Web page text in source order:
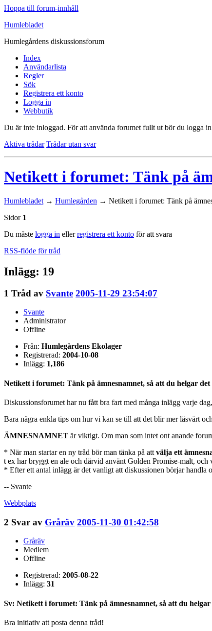
Hoppa till forum-innhåll
Humlebladet
Humlegårdens diskussionsforum
Index
Användarlista
Regler
Sök
Registrera ett konto
Logga in
Webbutik
Du är inte inloggad. För att använda forumet fullt ut bör du logga
Aktiva trådar Trådar utan svar
Netikett i forumet: Tänk på
Humlebladet → Humlegården → Netikett i forumet: Tänk på
Sidor 1
Du måste logga in ellerregistrera ett konto för att svara
RSS-flöde för tråd
Inlägg: 19
1 Tråd av Svante 2005-11-29 23:54:07
Svante
Administrator
Offline
Från: Humlegårdens Ekolager
Registrerad: 2004-10-08
Inlägg: 1,186
Netikett i forumet: Tänk på ämnesnamnet, så att du helgar det
Diskussionsforumet har nu fått bra fart med många inlägg varje
Bara några enkla tips om hur vi kan se till att det blir mer läsvärt
ÄMNESNAMNET är viktigt. Om man som intet ont anande
* När man startar en ny tråd bör man tänka på att välja ett
t ex har bryggt en ale och därvid använt Golden Promise-malt,
* Efter ett antal inlägg är det vanligt att diskussionen börjar handla
-- Svante
Webbplats
2 Svar av Gråräv 2005-11-30 01:42:58
Gråräv
Medlem
Offline
Registrerad: 2005-08-22
Inlägg: 31
Sv: Netikett i forumet: Tänk på ämnesnamnet, så att du helgar
Bra initiativ att posta denna tråd!